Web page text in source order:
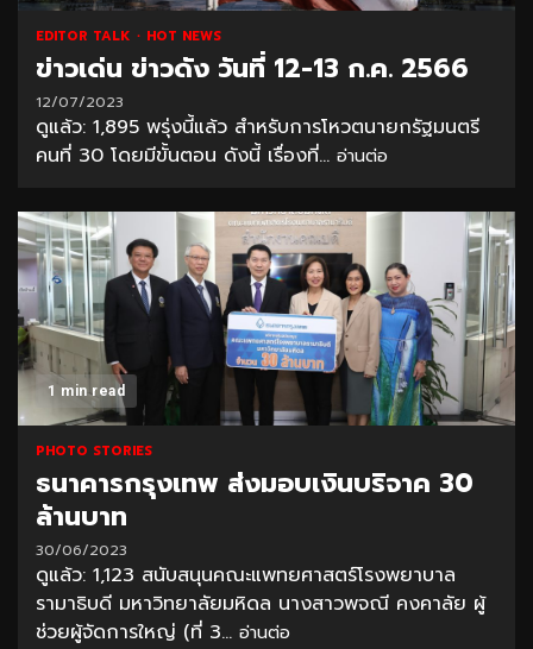
EDITOR TALK HOT NEWS
ข่าวเด่น ข่าวดัง วันที่ 12-13 ก.ค. 2566
12/07/2023
ดูแล้ว: 1,895 พรุ่งนี้แล้ว สำหรับการโหวตนายกรัฐมนตรี
คนที่ 30 โดยมีขั้นตอน ดังนี้ เรื่องที่... อ่านต่อ
1 min read
PHOTO STORIES
ธนาคารกรุงเทพ ส่งมอบเงินบริจาค 30
ล้านบาท
30/06/2023
ดูแล้ว: 1,123 สนับสนุนคณะแพทยศาสตร์โรงพยาบาล
รามาธิบดี มหาวิทยาลัยมหิดล นางสาวพจณี คงคาลัย ผู้
ช่วยผู้จัดการใหญ่ (ที่ 3... อ่านต่อ